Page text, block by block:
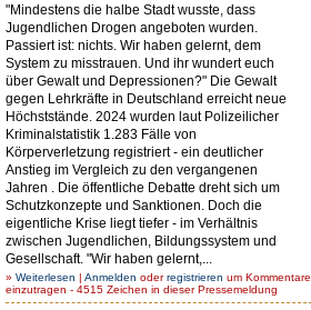
"Mindestens die halbe Stadt wusste, dass
Jugendlichen Drogen angeboten wurden.
Passiert ist: nichts. Wir haben gelernt, dem
System zu misstrauen. Und ihr wundert euch
über Gewalt und Depressionen?" Die Gewalt
gegen Lehrkräfte in Deutschland erreicht neue
Höchststände. 2024 wurden laut Polizeilicher
Kriminalstatistik 1.283 Fälle von
Körperverletzung registriert - ein deutlicher
Anstieg im Vergleich zu den vergangenen
Jahren . Die öffentliche Debatte dreht sich um
Schutzkonzepte und Sanktionen. Doch die
eigentliche Krise liegt tiefer - im Verhältnis
zwischen Jugendlichen, Bildungssystem und
Gesellschaft. "Wir haben gelernt,...
» Weiterlesen | Anmelden oderregistrieren um Kommentare
einzutragen - 4515 Zeichen in dieser Pressemeldung